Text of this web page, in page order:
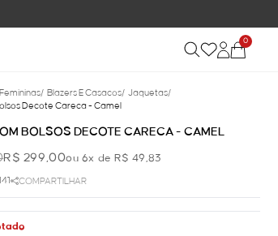
0
/ Blazers E Casacos/ Jaquetas/
Decote Careca - Camel
BOLSOS DECOTE CARECA - CAMEL
R$ 299,00ou 6x de R$ 49,83
COMPARTILHAR